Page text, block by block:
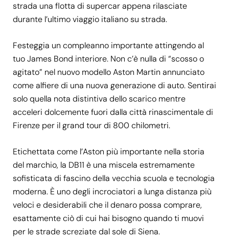
strada una flotta di supercar appena rilasciate
durante l’ultimo viaggio italiano su strada.
Festeggia un compleanno importante attingendo al
tuo James Bond interiore. Non c’è nulla di “scosso o
agitato” nel nuovo modello Aston Martin annunciato
come alfiere di una nuova generazione di auto. Sentirai
solo quella nota distintiva dello scarico mentre
acceleri dolcemente fuori dalla città rinascimentale di
Firenze per il grand tour di 800 chilometri.
Etichettata come l’Aston più importante nella storia
del marchio, la DB11 è una miscela estremamente
sofisticata di fascino della vecchia scuola e tecnologia
moderna. È uno degli incrociatori a lunga distanza più
veloci e desiderabili che il denaro possa comprare,
esattamente ciò di cui hai bisogno quando ti muovi
per le strade screziate dal sole di Siena.